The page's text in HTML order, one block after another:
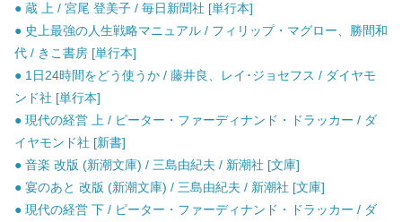
● 蔵 上 / 宮尾 登美子 / 毎日新聞社 [単行本]
● 史上最強の人生戦略マニュアル / フィリップ・マグロー、勝間和
代 / きこ書房 [単行本]
● 1日24時間をどう使うか / 藤井良、レイ･ジョセフス / ダイヤモ
ンド社 [単行本]
● 現代の経営 上 / ピーター・ファーディナンド・ドラッカー / ダ
イヤモンド社 [新書]
● 音楽 改版 (新潮文庫) / 三島由紀夫 / 新潮社 [文庫]
● 宴のあと 改版 (新潮文庫) / 三島由紀夫 / 新潮社 [文庫]
● 現代の経営 下 / ピーター・ファーディナンド・ドラッカー / ダ